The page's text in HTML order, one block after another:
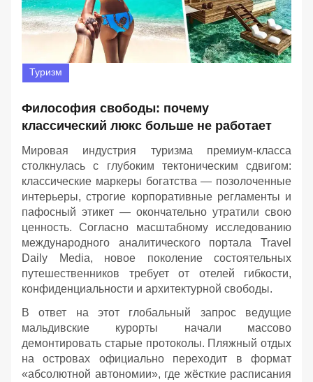
Туризм
Философия свободы: почему
классический люкс больше не работает
Мировая индустрия туризма премиум-класса
столкнулась с глубоким тектоническим сдвигом:
классические маркеры богатства — позолоченные
интерьеры, строгие корпоративные регламенты и
пафосный этикет — окончательно утратили свою
ценность. Согласно масштабному исследованию
международного аналитического портала Travel
Daily Media, новое поколение состоятельных
путешественников требует от отелей гибкости,
конфиденциальности и архитектурной свободы.
В ответ на этот глобальный запрос ведущие
мальдивские курорты начали массово
демонтировать старые протоколы. Пляжный отдых
на островах официально переходит в формат
«абсолютной автономии», где жёсткие расписания